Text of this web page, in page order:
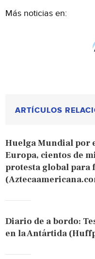
Más noticias en:
ARTÍCULOS
Huelga Mundial por
Europa, cientos de
protesta global para
Diario de a bordo:
en la Antártida